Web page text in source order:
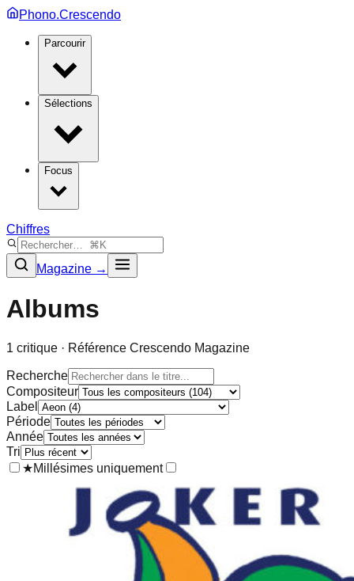
Phono.Crescendo
Parcourir
Sélections
Focus
Chiffres
Magazine →
Albums
1 critique · Référence Crescendo Magazine
Recherche
Compositeur
Label
Période
Année
Tri
★Millésimes uniquement